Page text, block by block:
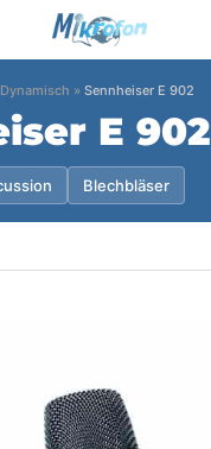
Dynamisch » Sennheiser E 902
E 902
Blechbläser